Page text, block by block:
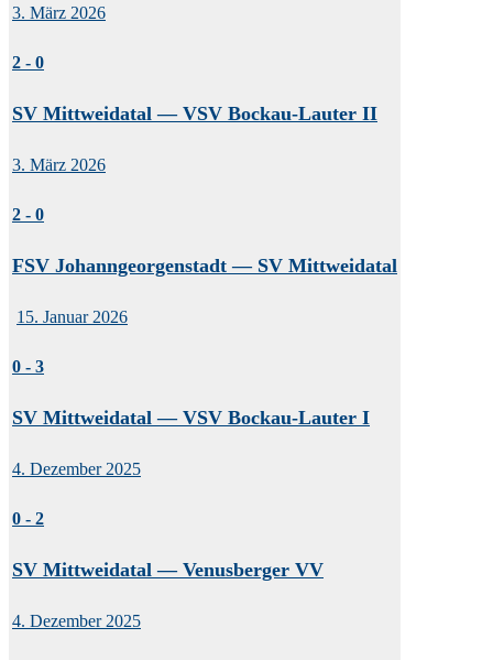
3. März 2026
2 - 0
SV Mittweidatal — VSV Bockau-Lauter II
3. März 2026
2 - 0
FSV Johanngeorgenstadt — SV Mittweidatal
15. Januar 2026
0 - 3
SV Mittweidatal — VSV Bockau-Lauter I
4. Dezember 2025
0 - 2
SV Mittweidatal — Venusberger VV
4. Dezember 2025